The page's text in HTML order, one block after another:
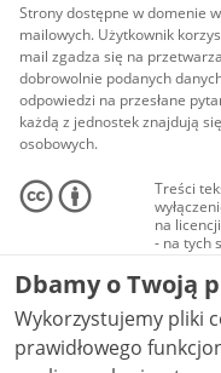
Strony dostępne w domenie
mailowych. Użytkownik
mail zgadza się na
dobrowolnie podanych
odpowiedzi na przesłane
każdą z jednostek znajdują
osobowych.
Treści
na
- na tych
audio i
Creative
NC-ND
Dbamy o Twoją
Wykorzystujemy pliki
prawidłowego